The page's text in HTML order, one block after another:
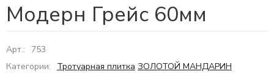
Модерн Грейс 60мм
Арт.:
753
Категории:
Тротуарная плитка ЗОЛОТОЙ МАНДАРИН